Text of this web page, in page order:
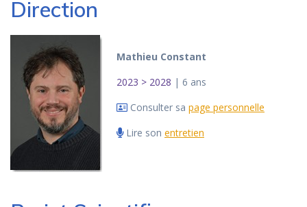
Direction
Mathieu Constant
2023 > 2028 | 6 ans
Consulter sa page personnelle
Lire son entretien